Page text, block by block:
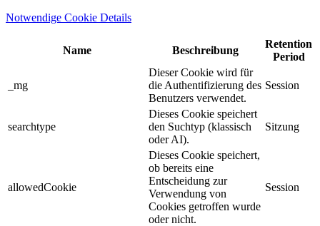
Notwendige Cookie Details
Name Beschreibung
Retention
Period
_mg
Dieser Cookie wird für
die Authentifizierung des
Benutzers verwendet.
Session
searchtype
Dieses Cookie speichert
den Suchtyp (klassisch
oder AI).
Sitzung
allowedCookie
Dieses Cookie speichert,
ob bereits eine
Entscheidung zur
Verwendung von
Cookies getroffen wurde
oder nicht.
Session